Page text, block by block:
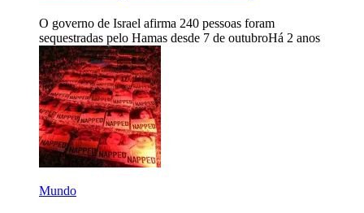
O governo de Israel afirma 240 pessoas foram
sequestradas pelo Hamas desde 7 de outubroHá 2 anos
Mundo